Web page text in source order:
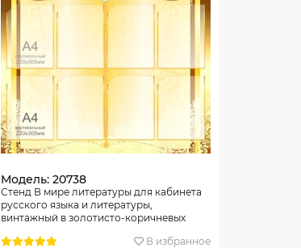
Модель: 20738
Стенд В мире литературы для кабинета
русского языка и литературы,
винтажный в золотисто-коричневых
В избранное